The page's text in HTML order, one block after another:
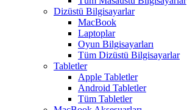
Dizüstü Bilgisayarlar
MacBook
Laptoplar
Oyun Bilgisayarları
Tüm Dizüstü Bilgisayarlar
Tabletler
Apple Tabletler
Android Tabletler
Tüm Tabletler